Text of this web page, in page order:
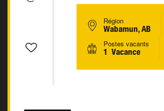
Région
Wabamun, AB
Postes vacants
1 Vacance